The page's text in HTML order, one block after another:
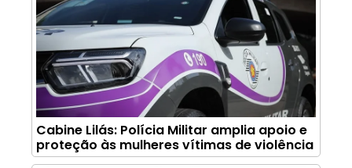
Cabine Lilás: Polícia Militar amplia apoio e
proteção às mulheres vítimas de violência